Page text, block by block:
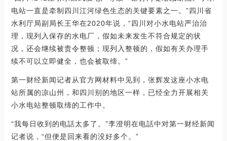
电站一直是牵制四川江河绿色生态的关键要素之一。”四川省
水利厅局副局长王华在2020年说，“四川对小水电站严治治
理，现列入保存的水电厂，假如未来发生不符合规定的状
况，还会继续被责令整顿；现列入整顿的，假如有关办理手
续不可以立即健全，也会被取缔。”
第一财经新闻记者从官方网材料中见到，张辉发这座小水电
站所属的凉山州，和四川别的地区一样，已经全力开展相关
小水电站整顿取缔的工作中。
“我每日收到的电話太多了。”李澄明在电話中对第一财经新闻
记者说，“但便是回来看的没好多个。”